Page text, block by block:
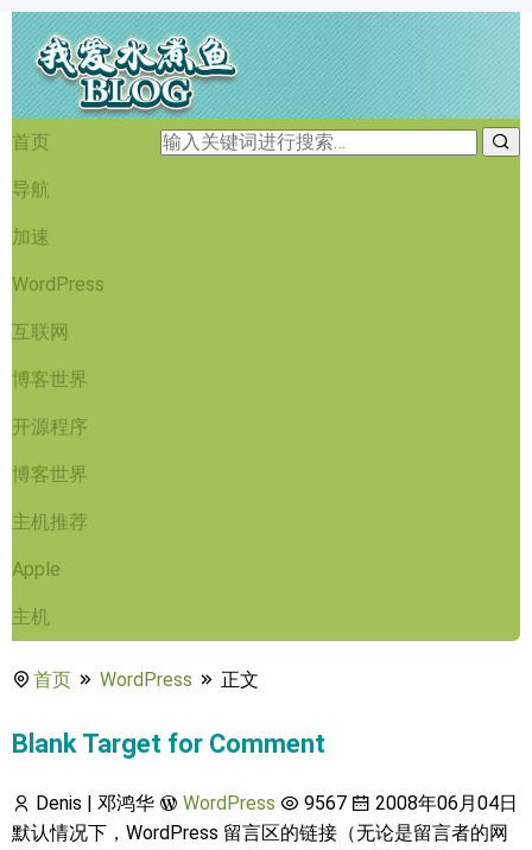
首页
导航
加速
WordPress
互联网
博客世界
开源程序
博客世界
主机推荐
Apple
主机
首页 WordPress 正文
Blank Target for Comment
Denis | 邓鸿华 WordPress 9567
2008年06月04日
默认情况下，WordPress 留言区的链接（无论是留言者的网